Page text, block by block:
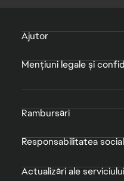
Ajutor
Mențiuni legale și
Rambursări
Responsabilitatea
Actualizări ale